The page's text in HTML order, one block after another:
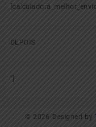
DEPOIS
"]
© 2026 Designed by